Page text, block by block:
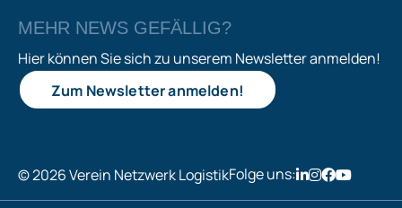
MEHR NEWS GEFÄLLIG?
Hier können Sie sich zu unserem Newsletter anmelden!
Zum Newsletter anmelden!
© 2026 Verein Netzwerk LogistikFolge uns: